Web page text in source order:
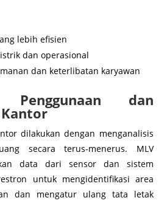
lebih efisien
dan operasional
dan keterlibatan karyawan
Penggunaan dan
Kantor
dilakukan dengan menganalisis
secara terus-menerus. MLV
data dari sensor dan sistem
untuk mengidentifikasi area
dan mengatur ulang tata letak